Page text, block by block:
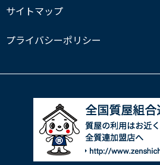
サイトマップ
プライバシーポリシー